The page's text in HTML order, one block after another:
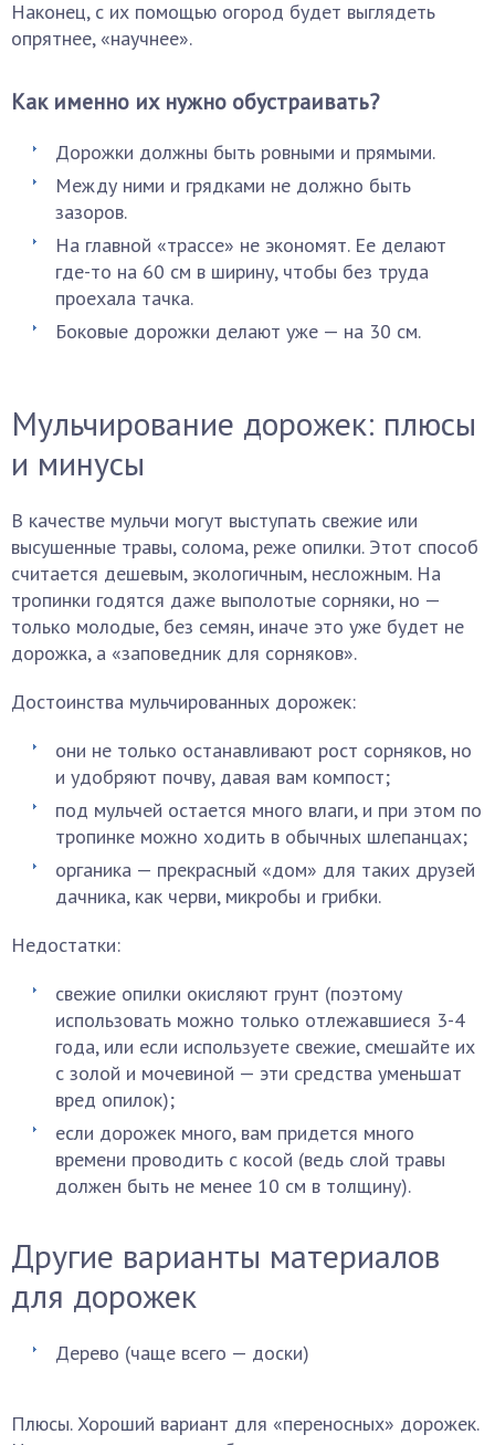
Наконец, с их помощью огород будет выглядеть
опрятнее, «научнее».
Как именно их нужно обустраивать?
Дорожки должны быть ровными и прямыми.
Между ними и грядками не должно быть
зазоров.
На главной «трассе» не экономят. Ее делают
где-то на 60 см в ширину, чтобы без труда
проехала тачка.
Боковые дорожки делают уже — на 30 см.
Мульчирование дорожек: плюсы
и минусы
В качестве мульчи могут выступать свежие или
высушенные травы, солома, реже опилки. Этот способ
считается дешевым, экологичным, несложным. На
тропинки годятся даже выполотые сорняки, но —
только молодые, без семян, иначе это уже будет не
дорожка, а «заповедник для сорняков».
Достоинства мульчированных дорожек:
они не только останавливают рост сорняков, но
и удобряют почву, давая вам компост;
под мульчей остается много влаги, и при этом по
тропинке можно ходить в обычных шлепанцах;
органика — прекрасный «дом» для таких друзей
дачника, как черви, микробы и грибки.
Недостатки:
свежие опилки окисляют грунт (поэтому
использовать можно только отлежавшиеся 3-4
года, или если используете свежие, смешайте их
с золой и мочевиной — эти средства уменьшат
вред опилок);
если дорожек много, вам придется много
времени проводить с косой (ведь слой травы
должен быть не менее 10 см в толщину).
Другие варианты материалов
для дорожек
Дерево (чаще всего — доски)
Плюсы. Хороший вариант для «переносных» дорожек.